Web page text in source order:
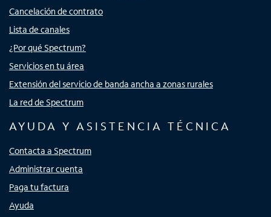
Cancelación de contrato
Lista de canales
¿Por qué Spectrum?
Servicios en tu área
Extensión del servicio de banda ancha a zonas rurales
La red de Spectrum
AYUDA Y ASISTENCIA TÉCNICA
Contacta a Spectrum
Administrar cuenta
Paga tu factura
Ayuda